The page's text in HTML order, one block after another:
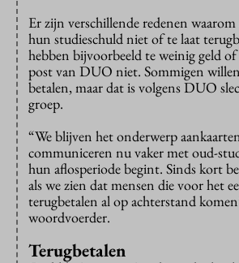
Er zijn verschillende redenen
hun studieschuld niet of te laat
hebben bijvoorbeeld te weinig geld
post van DUO niet. Sommigen
betalen, maar dat is volgens DUO
groep.
“We blijven het onderwerp
communiceren nu vaker met oud-
hun aflosperiode begint. Sinds kort
als we zien dat mensen die voor het
terugbetalen al op achterstand
woordvoerder.
Terugbetalen